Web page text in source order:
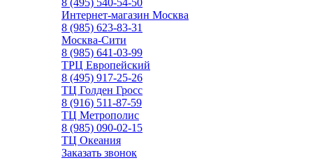
8 (495) 540-54-50
Интернет-магазин Москва
8 (985) 623-83-31
Москва-Сити
8 (985) 641-03-99
ТРЦ Европейский
8 (495) 917-25-26
ТЦ Голден Гросс
8 (916) 511-87-59
ТЦ Метрополис
8 (985) 090-02-15
ТЦ Океания
Заказать звонок